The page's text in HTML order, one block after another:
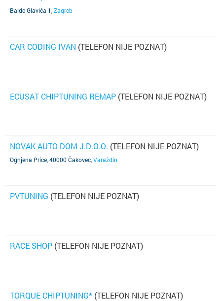
Balde Glavića 1 Zagreb
CAR CODING IVAN (TELEFON NIJE POZNAT)
ECUSAT CHIPTUNING REMAP (TELEFON NIJE POZNAT)
NOVAK AUTO DOM J.D.O.O. (TELEFON NIJE POZNAT)
Ognjena Price, 40000 Čakovec Varaždin
PVTUNING (TELEFON NIJE POZNAT)
RACE SHOP (TELEFON NIJE POZNAT)
TORQUE CHIPTUNING* (TELEFON NIJE POZNAT)